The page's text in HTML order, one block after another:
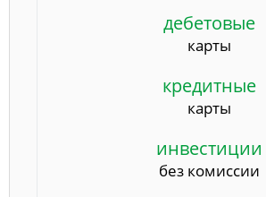
дебетовые
карты
кредитные
карты
инвестиции
без комиссии